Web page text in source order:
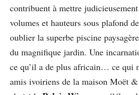
contribuent à mettre
volumes et hauteurs sous plafond
oublier la superbe piscine
du magnifique jardin. Une
ce qu’il a de plus africain… ce qui
amis ivoiriens de la maison Moët